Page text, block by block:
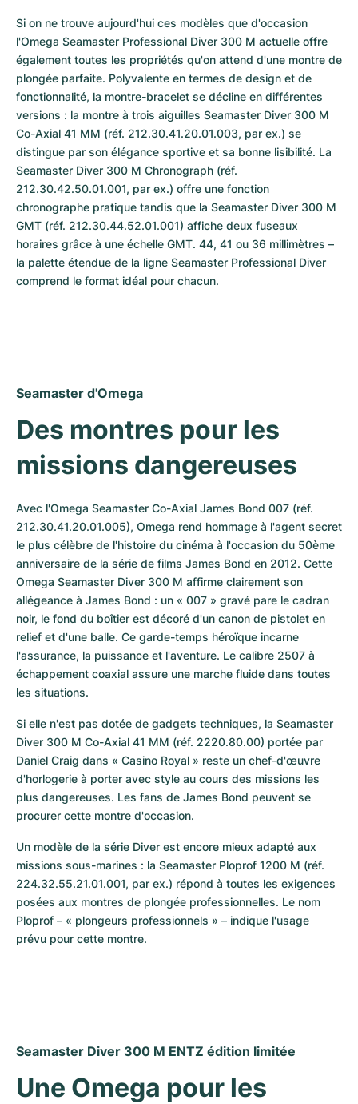
Si on ne trouve aujourd'hui ces modèles que d'occasion
l'Omega Seamaster Professional Diver 300 M actuelle offre
également toutes les propriétés qu'on attend d'une montre de
plongée parfaite. Polyvalente en termes de design et de
fonctionnalité, la montre-bracelet se décline en différentes
versions : la montre à trois aiguilles Seamaster Diver 300 M
Co-Axial 41 MM (réf. 212.30.41.20.01.003, par ex.) se
distingue par son élégance sportive et sa bonne lisibilité. La
Seamaster Diver 300 M Chronograph (réf.
212.30.42.50.01.001, par ex.) offre une fonction
chronographe pratique tandis que la Seamaster Diver 300 M
GMT (réf. 212.30.44.52.01.001) affiche deux fuseaux
horaires grâce à une échelle GMT. 44, 41 ou 36 millimètres –
la palette étendue de la ligne Seamaster Professional Diver
comprend le format idéal pour chacun.
Seamaster d'Omega
Des montres pour les
missions dangereuses
Avec l'Omega Seamaster Co-Axial James Bond 007 (réf.
212.30.41.20.01.005), Omega rend hommage à l'agent secret
le plus célèbre de l'histoire du cinéma à l'occasion du 50ème
anniversaire de la série de films James Bond en 2012. Cette
Omega Seamaster Diver 300 M affirme clairement son
allégeance à James Bond : un « 007 » gravé pare le cadran
noir, le fond du boîtier est décoré d'un canon de pistolet en
relief et d'une balle. Ce garde-temps héroïque incarne
l'assurance, la puissance et l'aventure. Le calibre 2507 à
échappement coaxial assure une marche fluide dans toutes
les situations.
Si elle n'est pas dotée de gadgets techniques, la Seamaster
Diver 300 M Co-Axial 41 MM (réf. 2220.80.00) portée par
Daniel Craig dans « Casino Royal » reste un chef-d'œuvre
d'horlogerie à porter avec style au cours des missions les
plus dangereuses. Les fans de James Bond peuvent se
procurer cette montre d'occasion.
Un modèle de la série Diver est encore mieux adapté aux
missions sous-marines : la Seamaster Ploprof 1200 M (réf.
224.32.55.21.01.001, par ex.) répond à toutes les exigences
posées aux montres de plongée professionnelles. Le nom
Ploprof – « plongeurs professionnels » – indique l'usage
prévu pour cette montre.
Seamaster Diver 300 M ENTZ édition limitée
Une Omega pour les